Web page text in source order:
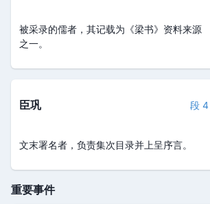
被采录的儒者，其记载为《梁书》资料来源
之一。
臣巩 段 4
文末署名者，负责集次目录并上呈序言。
重要事件